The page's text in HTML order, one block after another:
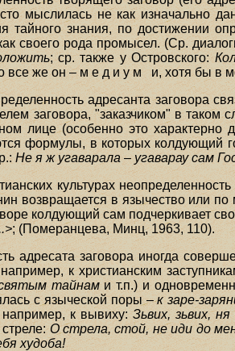
мыслилась не как изначально
тайного знания, по достижении
своего рода промысел. (Ср.
; ср. также у Островского:
все же он – м е д и у м и, хотя бы в
адресанта заговора
заговора, "заказчиком" в таком
лице (особенно это характерно
формулы, в которых колдующий
Не я ж угаварала – угаварау сам
культурах
возвращается в язычество или
колдующий сам подчеркивает
; (Померанцева, Минц, 1963, 110).
адресата заговора иногда
к христианским
тайнами т.п.) и
с языческой поры –к заре-
например, к вывиху:Зьвих, зьвих, ня
стреле:О стрела, стой, не иди до
худоба!